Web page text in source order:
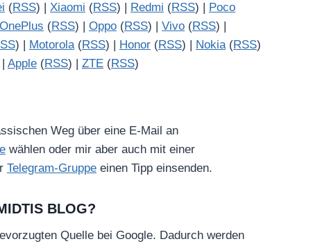
(RSS) | Xiaomi (RSS) | Redmi (RSS) | Poco
OnePlus (RSS) | Oppo (RSS) | Vivo (RSS) |
) | Motorola(RSS) | Honor (RSS) | Nokia(RSS)
Apple (RSS) | ZTE (RSS)
Weg über eine E-Mail an
wählen oder mir aber auch mit einer
Telegram-Gruppe einen Tipp einsenden.
BLOG?
Quelle bei Google. Dadurch werden